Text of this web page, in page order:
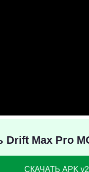
Drift Max Pro
СКАЧАТЬ APK